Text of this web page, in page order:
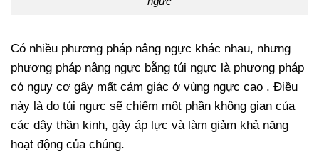
Có nhiều phương pháp nâng ngực khác nhau, nhưng
phương pháp nâng ngực bằng túi ngực là phương pháp
có nguy cơ gây mất cảm giác ở vùng ngực cao . Điều
này là do túi ngực sẽ chiếm một phần không gian của
các dây thần kinh, gây áp lực và làm giảm khả năng
hoạt động của chúng.